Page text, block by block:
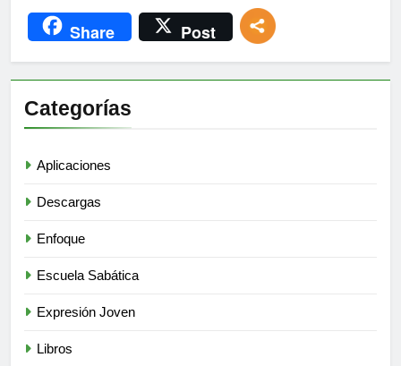
Share Post
Categorías
Aplicaciones
Descargas
Enfoque
Escuela Sabática
Expresión Joven
Libros